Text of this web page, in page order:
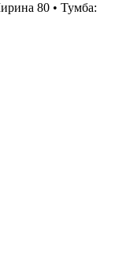
80 • Тумба: